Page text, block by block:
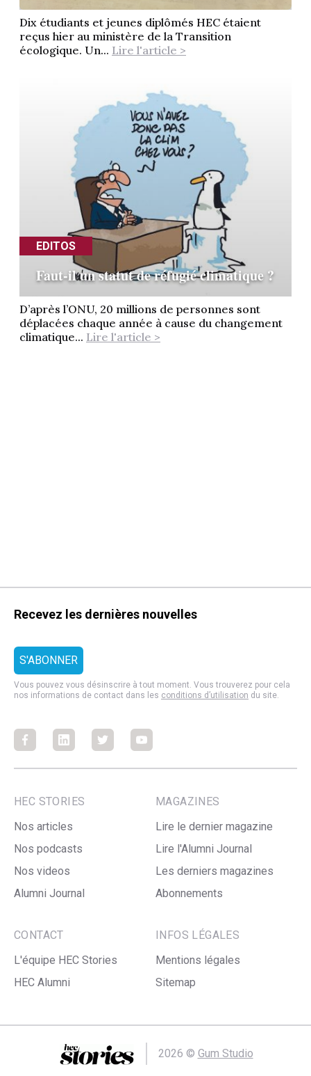
Dix étudiants et jeunes diplômés HEC étaient
reçus hier au ministère de la Transition
écologique. Un... Lire l'article >
EDITOS
Faut-il un statut de réfugié climatique ?
D’après l’ONU, 20 millions de personnes sont
déplacées chaque année à cause du changement
climatique... Lire l'article >
Recevez les dernières nouvelles
Vous pouvez vous désinscrire à tout moment. Vous trouverez pour cela
nos informations de contact dans les conditions d’utilisation du site.
FacebookFacebookFacebookFacebook
HEC STORIES
Nos articles
Nos podcasts
Nos videos
Alumni Journal
MAGAZINES
Lire le dernier magazine
Lire l'Alumni Journal
Les derniers magazines
Abonnements
CONTACT
L'équipe HEC Stories
HEC Alumni
INFOS LÉGALES
Mentions légales
Sitemap
2026 © Gum Studio